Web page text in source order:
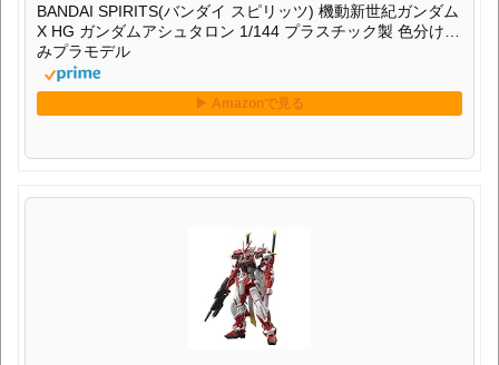
BANDAI SPIRITS(バンダイ スピリッツ) 機動新世紀ガンダム
X HG ガンダムアシュタロン 1/144 プラスチック製 色分け済
みプラモデル